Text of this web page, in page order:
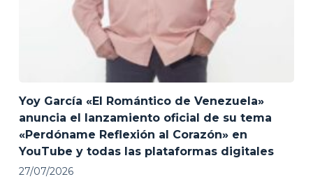
Yoy García «El Romántico de Venezuela»
anuncia el lanzamiento oficial de su tema
«Perdóname Reflexión al Corazón» en
YouTube y todas las plataformas digitales
27/07/2026